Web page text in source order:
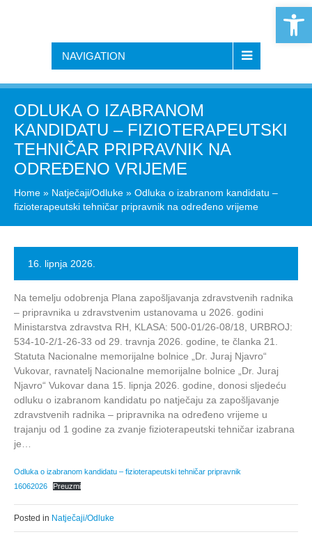
NAVIGATION
ODLUKA O IZABRANOM
KANDIDATU – FIZIOTERAPEUTSKI
TEHNIČAR PRIPRAVNIK NA
ODREĐENO VRIJEME
Home » Natječaji/Odluke » Odluka o izabranom kandidatu –
fizioterapeutski tehničar pripravnik na određeno vrijeme
16. lipnja 2026.
Na temelju odobrenja Plana zapošljavanja zdravstvenih radnika
– pripravnika u zdravstvenim ustanovama u 2026. godini
Ministarstva zdravstva RH, KLASA: 500-01/26-08/18, URBROJ:
534-10-2/1-26-33 od 29. travnja 2026. godine, te članka 21.
Statuta Nacionalne memorijalne bolnice „Dr. Juraj Njavro“
Vukovar, ravnatelj Nacionalne memorijalne bolnice „Dr. Juraj
Njavro“ Vukovar dana 15. lipnja 2026. godine, donosi sljedeću
odluku o izabranom kandidatu po natječaju za zapošljavanje
zdravstvenih radnika – pripravnika na određeno vrijeme u
trajanju od 1 godine za zvanje fizioterapeutski tehničar izabrana
je…
Odluka o izabranom kandidatu – fizioterapeutski tehničar pripravnik
16062026
Preuzmi
Posted in Natječaji/Odluke